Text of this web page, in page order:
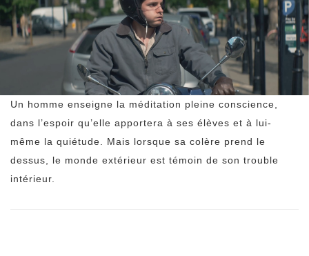
Un homme enseigne la méditation pleine conscience,
dans l’espoir qu’elle apportera à ses élèves et à lui-
même la quiétude. Mais lorsque sa colère prend le
dessus, le monde extérieur est témoin de son trouble
intérieur.